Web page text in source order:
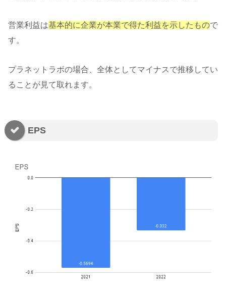
営業利益は基本的に企業が本業で得た利益を示したもので
す。
プラネットラボの場合、全体としてマイナスで推移してい
ることが見て取れます。
EPS